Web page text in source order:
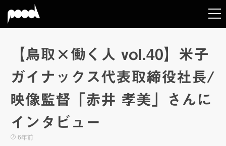
【鳥取×働く人 vol.40】米子
ガイナックス代表取締役社長/
映像監督「赤井 孝美」さんに
インタビュー
6年前